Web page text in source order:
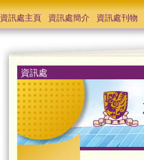
資訊處主頁 資訊處簡介 資訊處刊物
資訊處